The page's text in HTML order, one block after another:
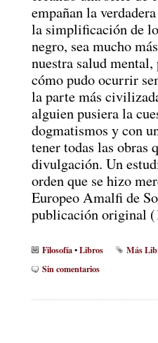
empañan la
la simplificación de
negro, sea mucho
nuestra salud mental,
cómo pudo ocurrir
la parte más
alguien pusiera la
dogmatismos y con
tener todas las obras
divulgación. Un
orden que se hizo
Europeo Amalfi de
publicación original
Filosofía•Libros Más
Sin comentarios